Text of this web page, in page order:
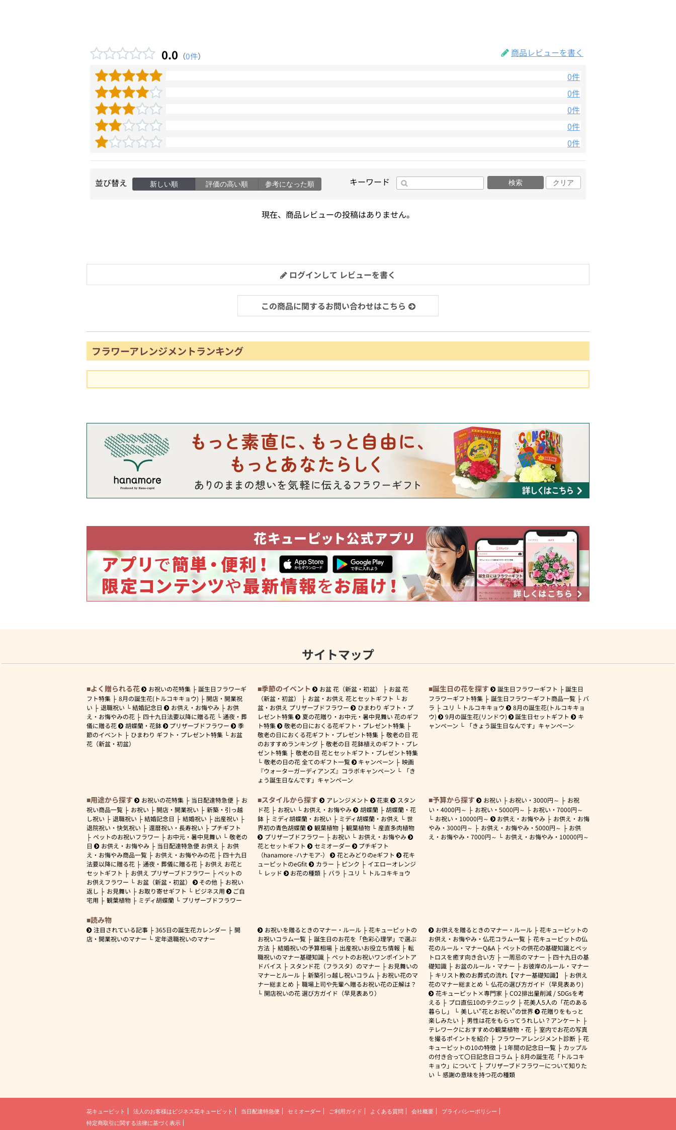
0.0 （0件）
商品レビューを書く
0件
0件
0件
0件
0件
並び替え 新しい順 評価の高い順 参考になった順 キーワード 検索 クリア
現在、商品レビューの投稿はありません。
ログインして レビューを書く
この商品に関するお問い合わせはこちら
フラワーアレンジメントランキング
サイトマップ
よく贈られる花 お祝いの花特集
誕生日フラワーギ
フト特集
8月の誕生花(トルコキキョウ)
開店・開業祝
い
退職祝い 結婚記念日 お供え・お悔やみ
お供
え・お悔やみの花
四十九日法要以降に贈る花
通夜・葬
儀に贈る花
胡蝶蘭・花鉢 プリザーブドフラワー
季
節のイベント
ひまわり ギフト・プレゼント特集
お盆
花（新盆・初盆）
季節のイベント お盆 花（新盆・初盆）
お盆 花
（新盆・初盆）
お盆・お供え 花とセットギフト
お
盆・お供え プリザーブドフラワー
ひまわり ギフト・プ
レゼント特集
夏の花贈り・お中元・暑中見舞い 花のギフ
ト特集
敬老の日におくる花ギフト・プレゼント特集
敬老の日におくる花ギフト・プレゼント特集
敬老の日 花
のおすすめランキング
敬老の日 花鉢植えのギフト・プレ
ゼント特集
敬老の日 花とセットギフト・プレゼント特集
敬老の日の花 全てのギフト一覧
キャンペーン
映画
『ウォーターガーディアンズ』コラボキャンペーン
「き
ょう誕生日なんです」キャンペーン
誕生日の花を探す 誕生日フラワーギフト
誕生日
フラワーギフト特集
誕生日フラワーギフト商品一覧
バ
ラ
ユリ トルコキキョウ
8月の誕生花(トルコキキョ
ウ)
9月の誕生花(リンドウ) 誕生日セットギフト
キ
ャンペーン
「きょう誕生日なんです」キャンペーン
用途から探す お祝いの花特集 当日配達特急便
お
祝い商品一覧
お祝い 開店・開業祝い
新築・引っ越
し祝い
退職祝い 結婚記念日 結婚祝い
出産祝い
退院祝い・快気祝い
還暦祝い・長寿祝い
プチギフト
ペットのお祝いフラワー
お中元・暑中見舞い
敬老の
日
お供え・お悔やみ 当日配達特急便 お供え
お供
え・お悔やみ商品一覧
お供え・お悔やみの花
四十九日
法要以降に贈る花
通夜・葬儀に贈る花
お供え お花と
セットギフト
お供え プリザーブドフラワー
ペットの
お供えフラワー
お盆（新盆・初盆） その他
お祝い
返し
お見舞い お取り寄せギフト ビジネス用
ご自
宅用
観葉植物 ミディ胡蝶蘭 プリザーブドフラワー
スタイルから探す アレンジメント 花束
スタン
ド花
お祝い お供え・お悔やみ 胡蝶蘭
胡蝶蘭・花
鉢
ミディ胡蝶蘭・お祝い ミディ胡蝶蘭・お供え
世
界初の青色胡蝶蘭
観葉植物 観葉植物
産直多肉植物
プリザーブドフラワー
お祝い
お供え・お悔やみ
花とセットギフト
セミオーダー
プチギフト
（hanamore -ハナモア-）
花とみどりのeギフト
花キ
ューピットのeGfit
カラー ピンク
イエローオレンジ
レッド
お花の種類 バラ ユリ トルコキキョウ
予算から探す お祝い お祝い・3000円～
お祝
い・ 4000円～ お祝い・ 5000円～ お祝い・7000円～
お祝い・ 10000円～ お供え・お悔やみ
お供え・お悔
やみ・ 3000円～ お供え・お悔やみ・ 5000円～
お供
え・お悔やみ・ 7000円～ お供え・お悔やみ・ 10000円～
読み物
注目されている記事 365日の誕生花カレンダー
開
店・開業祝いのマナー
定年退職祝いのマナー
お祝いを贈るときのマナー・ルール
花キューピットの
お祝いコラム一覧
誕生日のお花を「色彩心理学」で選ぶ
方法
結婚祝いの予算相場 出産祝いお役立ち情報
転
職祝いのマナー基礎知識
ペットのお祝いワンポイントア
ドバイス
スタンド花（フラスタ）のマナー
お見舞いの
マナーとルール
新築引っ越し祝いコラム
お祝い花のマ
ナー総まとめ
職場上司や先輩へ贈るお祝い花の正解は？
開店祝いの花 選び方ガイド（早見表あり）
お供えを贈るときのマナー・ルール
花キューピットの
お供え・お悔やみ・仏花コラム一覧
花キューピットの仏
花のルール・マナーQ&A
ペットの供花の基礎知識とペッ
トロスを癒す向き合い方
一周忌のマナー
四十九日の基
礎知識
お盆のルール・マナー
お彼岸のルール・マナー
キリスト教のお葬式の流れ【マナー基礎知識】
お供え
花のマナー総まとめ
仏花の選び方ガイド（早見表あり)
花キューピット×専門家
CO2排出量削減 / SDGsを考
える
プロ直伝10のテクニック
花美人5人の「花のある
暮らし」
美しい“花とお祝い”の世界
花贈りをもっと
楽しみたい
男性は花をもらってうれしい？アンケート
テレワークにおすすめの観葉植物・花
室内でお花の写真
を撮るポイントを紹介
フラワーアレンジメント診断
花
キューピットの10の特徴
1年間の記念日一覧
カップル
の付き合って〇日記念日コラム
8月の誕生花「トルコキ
キョウ」について
プリザーブドフラワーについて知りた
い
感謝の意味を持つ花の種類
花キューピット 法人のお客様は ビジネス花キューピット 当日配達特急便 セミオーダー ご利用ガイド よくある質問 会社概要
プライバシーポリシー
特定商取引に関する法律に基づく表示